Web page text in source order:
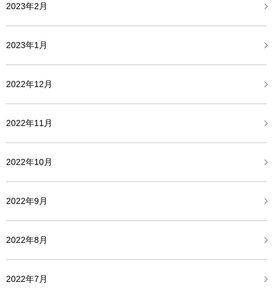
2023年2月
2023年1月
2022年12月
2022年11月
2022年10月
2022年9月
2022年8月
2022年7月